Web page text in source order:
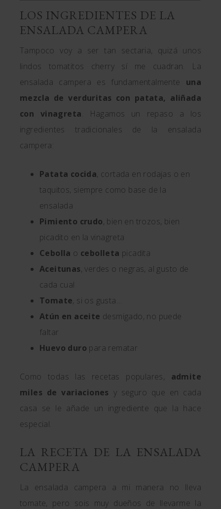
LOS INGREDIENTES DE LA
ENSALADA CAMPERA
Tampoco voy a ser tan sectaria, quizá unos
lindos tomatitos cherry sí me cuadran. La
ensalada campera es fundamentalmente una
mezcla de verduritas con patata, aliñada
con vinagreta. Hagamos un repaso a los
ingredientes tradicionales de la ensalada
campera:
Patata cocida, cortada en rodajas o en
taquitos, siempre como base de la
ensalada
Pimiento crudo, bien en trozos, bien
picadito en la vinagreta
Cebolla o cebolleta picadita
Aceitunas, verdes o negras, al gusto de
cada cual
Tomate, si os gusta…
Atún en aceite desmigado, no puede
faltar
Huevo duro para rematar
Como todas las recetas populares, admite
miles de variaciones y seguro que en cada
casa se le añade un ingrediente que la hace
especial.
LA RECETA DE LA ENSALADA
CAMPERA
La ensalada campera a mi manera no lleva
tomate, pero sois muy dueños de llevarme la